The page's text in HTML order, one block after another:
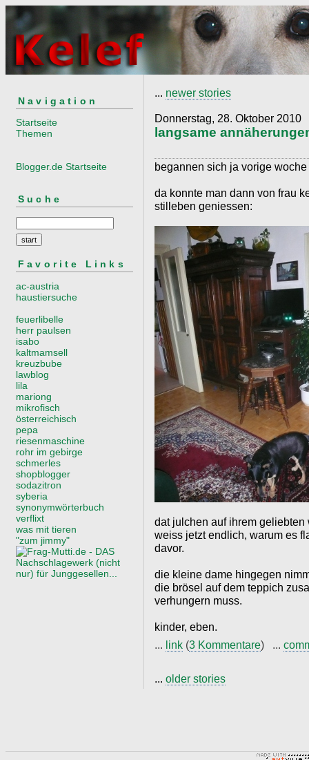
Navigation
Startseite
Themen
Blogger.de Startseite
Suche
Favorite Links
ac-austria
haustiersuche
feuerlibelle
herr paulsen
isabo
kaltmamsell
kreuzbube
lawblog
lila
mariong
mikrofisch
österreichisch
pepa
riesenmaschine
rohr im gebirge
schmerles
shopblogger
sodazitron
syberia
synonymwörterbuch
verflixt
was mit tieren
"zum jimmy"
... newer stories
Donnerstag, 28. Oktober 2010
langsame
begannen sich ja vorige
da konnte man dann von frau
stilleben geniessen:
dat julchen auf ihrem
weiss jetzt endlich, warum es
davor.
die kleine dame hingegen
die brösel auf dem teppich
verhungern muss.
kinder, eben.
... link (3 Kommentare) ...
... older stories